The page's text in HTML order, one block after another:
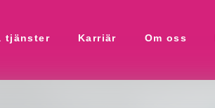
tjänster Karriär Om oss